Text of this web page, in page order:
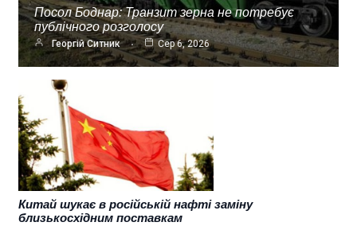
Посол Боднар: Транзит зерна не потребує
публічного розголосу
Георгій Ситник Сер 6, 2026
Китай шукає в російській нафті заміну
близькосхідним поставкам